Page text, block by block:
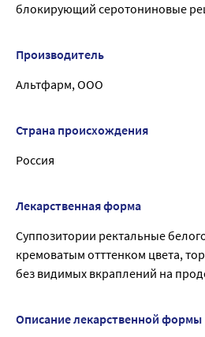
блокирующий серотониновые
Производитель
Альтфарм, ООО
Страна происхождения
Россия
Лекарственная форма
Суппозитории ректальные
кремоватым отттенком цвета,
без видимых вкраплений на
Описание лекарственной формы